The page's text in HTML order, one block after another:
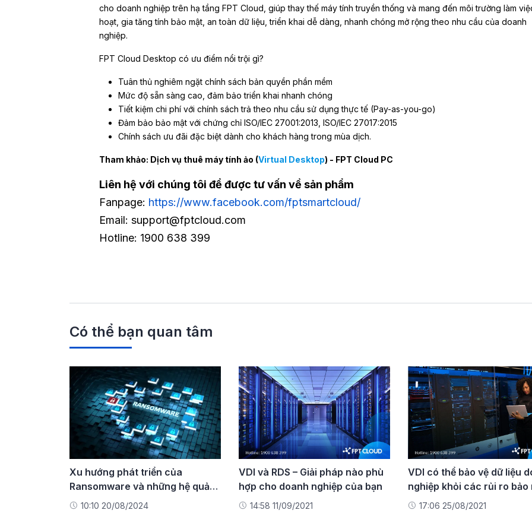
cho doanh nghiệp trên hạ tầng FPT Cloud, giúp thay thế máy tính truyền thống và mang đến môi trường làm
hoạt, gia tăng tính bảo mật, an toàn dữ liệu, triển khai dễ dàng, nhanh chóng mở rộng theo nhu cầu của doanh
nghiệp.
FPT Cloud Desktop có ưu điểm nổi trội gì?
Tuân thủ nghiêm ngặt chính sách bản quyền phần mềm
Mức độ sẵn sàng cao, đảm bảo triển khai nhanh chóng
Tiết kiệm chi phí với chính sách trả theo nhu cầu sử dụng thực tế (Pay-as-you-go)
Đảm bảo bảo mật với chứng chỉ ISO/IEC 27001:2013, ISO/IEC 27017:2015
Chính sách ưu đãi đặc biệt dành cho khách hàng trong mùa dịch.
Tham khảo: Dịch vụ thuê máy tính ảo (Virtual Desktop) - FPT Cloud PC
Liên hệ với chúng tôi để được tư vấn về sản phẩm
Fanpage: https://www.facebook.com/fptsmartcloud/
Email: support@fptcloud.com
Hotline: 1900 638 399
Có thể bạn quan tâm
Xu hướng phát triển của
Ransomware và những hệ quả
đối với doanh nghiệp
10:10 20/08/2024
VDI và RDS – Giải pháp nào phù
hợp cho doanh nghiệp của bạn
14:58 11/09/2021
VDI có thể bảo vệ dữ liệu
nghiệp khỏi các rủi ro bảo
17:06 25/08/2021